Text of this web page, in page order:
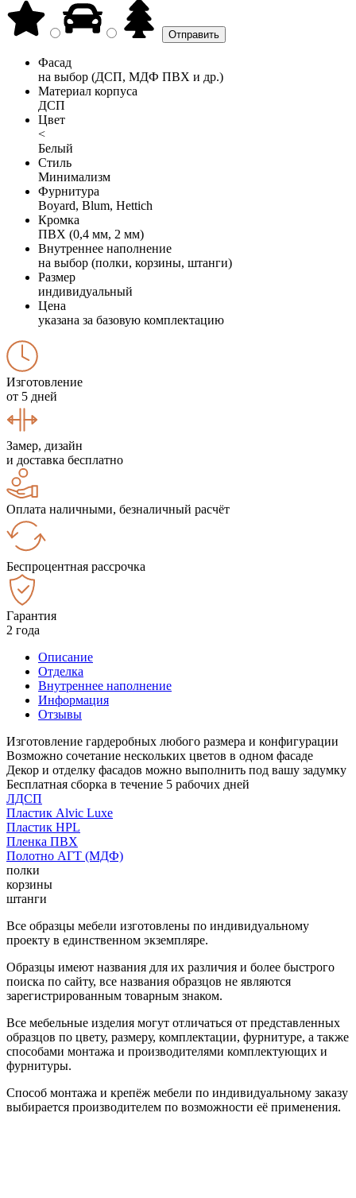
Фасад
на выбор (ДСП, МДФ ПВХ и др.)
Материал корпуса
ДСП
Цвет
<
Белый
Стиль
Минимализм
Фурнитура
Boyard, Blum, Hettich
Кромка
ПВХ (0,4 мм, 2 мм)
Внутреннее наполнение
на выбор (полки, корзины, штанги)
Размер
индивидуальный
Цена
указана за базовую комплектацию
Изготовление
от 5 дней
Замер, дизайн
и доставка бесплатно
Оплата наличными, безналичный расчёт
Беспроцентная рассрочка
Гарантия
2 года
Описание
Отделка
Внутреннее наполнение
Информация
Отзывы
Изготовление гардеробных любого размера и конфигурации
Возможно сочетание нескольких цветов в одном фасаде
Декор и отделку фасадов можно выполнить под вашу задумку
Бесплатная сборка в течение 5 рабочих дней
ЛДСП
Пластик Alvic Luxe
Пластик HPL
Пленка ПВХ
Полотно АГТ (МДФ)
полки
корзины
штанги
Все образцы мебели изготовлены по индивидуальному
проекту в единственном экземпляре.
Образцы имеют названия для их различия и более быстрого
поиска по сайту, все названия образцов не являются
зарегистрированным товарным знаком.
Все мебельные изделия могут отличаться от представленных
образцов по цвету, размеру, комплектации, фурнитуре, а также
способами монтажа и производителями комплектующих и
фурнитуры.
Способ монтажа и крепёж мебели по индивидуальному заказу
выбирается производителем по возможности её применения.